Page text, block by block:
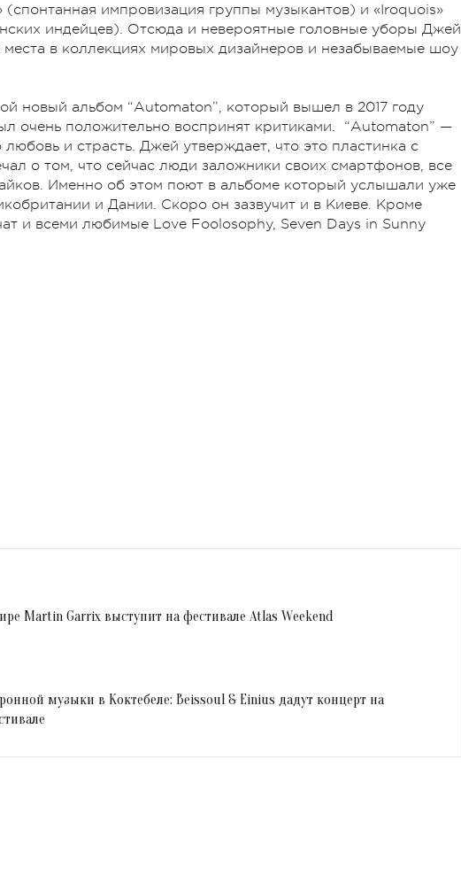
импровизация группы музыкантов) и «Iroquois»
индейцев). Отсюда и невероятные головные уборы Джей
в коллекциях мировых дизайнеров и незабываемые шоу
новый альбом “Automaton”, который вышел в 2017 году
очень положительно воспринят критиками. “Automaton” —
и страсть. Джей утверждает, что это пластинка с
о том, что сейчас люди заложники своих смартфонов, все
Именно об этом поют в альбоме который услышали уже
и Дании. Скоро он зазвучит и в Киеве. Кроме
и всеми любимые Love Foolosophy, Seven Days in Sunny
Martin Garrix выступит на фестивале Atlas Weekend
музыки в Коктебеле: Beissoul & Einius дадут концерт на